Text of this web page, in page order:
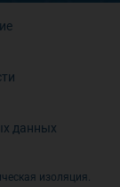
данных
изоляция.